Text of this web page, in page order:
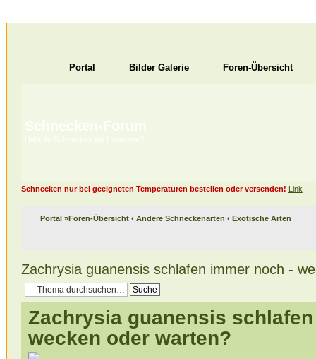
Portal Bilder Galerie Foren-Übersicht
Schnecken-Forum
Habt ihr Schnecken als Haustiere?
Schnecken nur bei geeigneten Temperaturen bestellen oder versenden! Link
Portal»Foren-Übersicht ‹ Andere Schneckenarten ‹ Exotische Arten
Zachrysia guanensis schlafen immer noch -
Zachrysia guanensis
wecken oder warten?